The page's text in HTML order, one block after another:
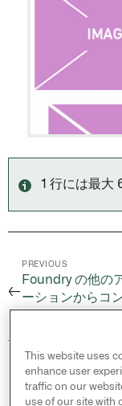
1 行には最大
←
PREVIOUS
Foundry の他の
ーションからコ
© 2026 Palantir
reserved.
This website uses
enhance user
traffic on our
use of our site with